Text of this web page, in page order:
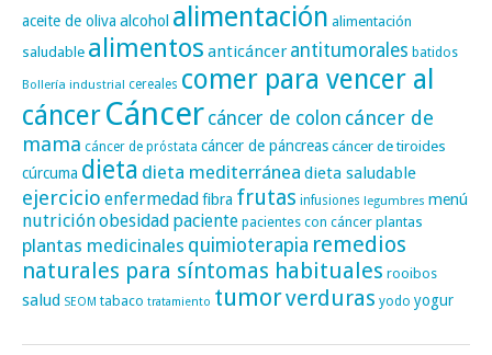
aceite de oliva alcohol alimentación alimentación
saludable alimentos anticáncer antitumorales batidos
Bollería industrial cereales comer para vencer al
cáncerCáncer cáncer de colon cáncer de
mama cáncer de próstata cáncer de páncreascáncer de tiroides
cúrcuma dieta dieta mediterránea dieta saludable
ejercicio enfermedadfibra frutas infusiones legumbres menú
nutriciónobesidad paciente pacientes con cáncer plantas
plantas medicinales quimioterapia remedios
naturales para síntomas habituales rooibos
salud SEOM tabaco tratamiento tumorverduras yodo yogur